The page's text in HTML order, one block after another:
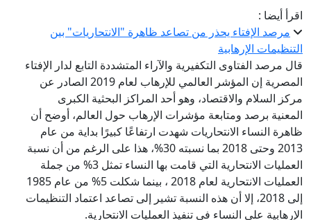
اقرأ أيضا :
مرصد الإفتاء يحذر من تصاعد ظاهرة "الانتحاريات" بين
التنظيمات الإرهابية
قال مرصد الفتاوى التكفيرية والآراء المتشددة التابع لدار الإفتاء
المصرية إن المؤشر العالمي للإرهاب لعام 2019 الصادر عن
مركز السلام والاقتصاد، وهو أحد المراكز البحثية الكبرى
المعنية برصد ومتابعة مؤشرات الإرهاب حول العالم، أوضح أن
ظاهرة النساء الانتحاريات شهدت ارتفاعًا كبيرًا بداية من عام
2013 وحتى 2018 بما نسبته 30%، هذا على الرغم من أن نسبة
العمليات الانتحارية التي قامت بها النساء تمثل 3% من جملة
العمليات الانتحارية لعام 2018 ، بينما شكلت 5% من عام 1985
إلى 2018، إلا أن هذه النسبة تشير إلى تصاعد اعتماد التنظيمات
الإرهابية على النساء في تنفيذ العمليات الانتحارية.